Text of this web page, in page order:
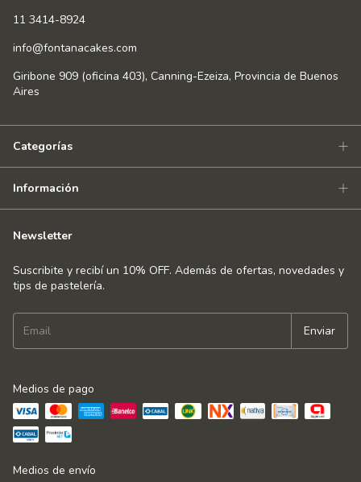
11 3414-8924
info@fontanacakes.com
Giribone 909 (oficina 403), Canning-Ezeiza, Provincia de Buenos
Aires
Categorías
Información
Newsletter
Suscribite y recibí un 10% OFF. Además de ofertas, novedades y
tips de pastelería.
Medios de pago
Medios de envío